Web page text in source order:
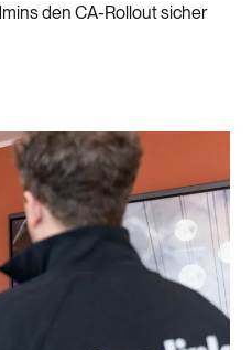
den CA-Rollout sicher